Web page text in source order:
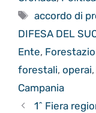
Tag
accordo di
DIFESA DEL
Ente,
forestali, operai,
Campania
1^ Fiera